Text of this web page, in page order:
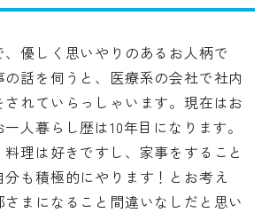
、優しく思いやりのあるお人柄で
話を伺うと、医療系の会社で社内
れていらっしゃいます。現在はお
人暮らし歴は10年目になります。
理は好きですし、家事をすること
分も積極的にやります！とお考え
まになること間違いなしだと思い